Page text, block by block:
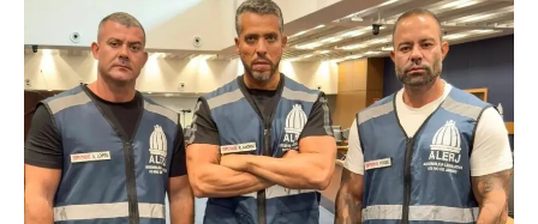
O caso é um símbolo da escalada da violência que atinge
cidades estratégicas para o tráfico. Sorriso (MT), por
exemplo, figura entre as 10 cidades mais violentas do país,
segundo o Atlas da Violência 2024, com 70,5 homicídios por
100 mil habitantes. A disputa entre facções como o CV e o
PCC transformou a cidade em um campo de guerra.
A violência se alastra. Em Jequié (BA), a taxa de homicídios